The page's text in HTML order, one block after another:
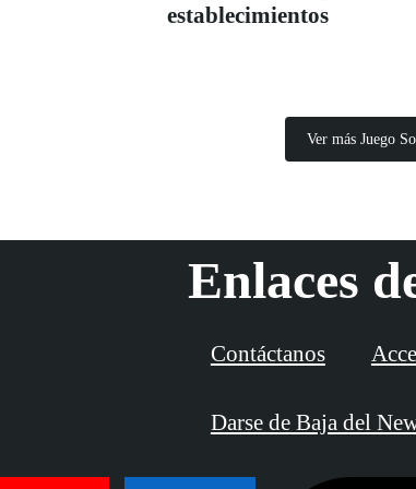
establecimientos
Ver más Juego
Enlaces
Contáctanos
Darse de Baja del